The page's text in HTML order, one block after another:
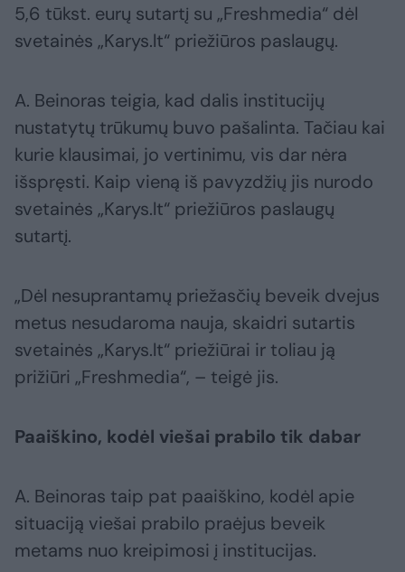
5,6 tūkst. eurų sutartį su „Freshmedia“ dėl
svetainės „Karys.lt“ priežiūros paslaugų.
A. Beinoras teigia, kad dalis institucijų
nustatytų trūkumų buvo pašalinta. Tačiau kai
kurie klausimai, jo vertinimu, vis dar nėra
išspręsti. Kaip vieną iš pavyzdžių jis nurodo
svetainės „Karys.lt“ priežiūros paslaugų
sutartį.
„Dėl nesuprantamų priežasčių beveik dvejus
metus nesudaroma nauja, skaidri sutartis
svetainės „Karys.lt“ priežiūrai ir toliau ją
prižiūri „Freshmedia“, – teigė jis.
Paaiškino, kodėl viešai prabilo tik dabar
A. Beinoras taip pat paaiškino, kodėl apie
situaciją viešai prabilo praėjus beveik
metams nuo kreipimosi į institucijas.